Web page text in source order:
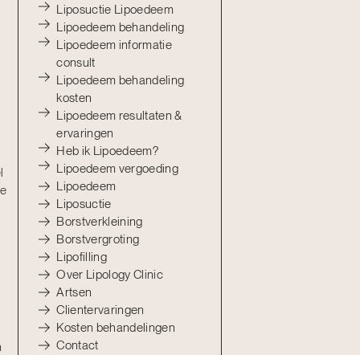
Liposuctie Lipoedeem
Lipoedeem behandeling
Lipoedeem informatie
consult
Lipoedeem behandeling
kosten
Lipoedeem resultaten &
ervaringen
Heb ik Lipoedeem?
Lipoedeem vergoeding
Lipoedeem
Liposuctie
Borstverkleining
Borstvergroting
Lipofilling
Over Lipology Clinic
Artsen
Clientervaringen
Kosten behandelingen
Contact